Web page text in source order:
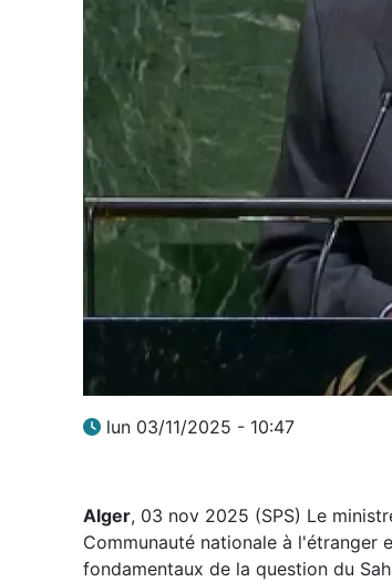
lun 03/11/2025 - 10:47
Alger, 03 nov 2025 (SPS) Le
Communauté nationale à l'étranger
fondamentaux de la question du